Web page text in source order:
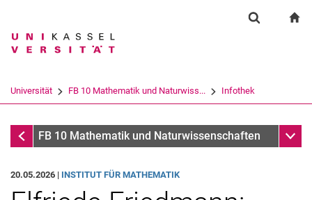
Springe direkt zu: Inhalt
Springe direkt zu: Suche
Springe direkt zu:
Suchbegriff
Suchen (öffnet externen Link in einem
Universität FB 10 Mathematik und Naturwiss... Infothek
InfothekFB 10 Mathematik und Naturwissenschaften
20.05.2026 | INSTITUT FÜR MATHEMATIK